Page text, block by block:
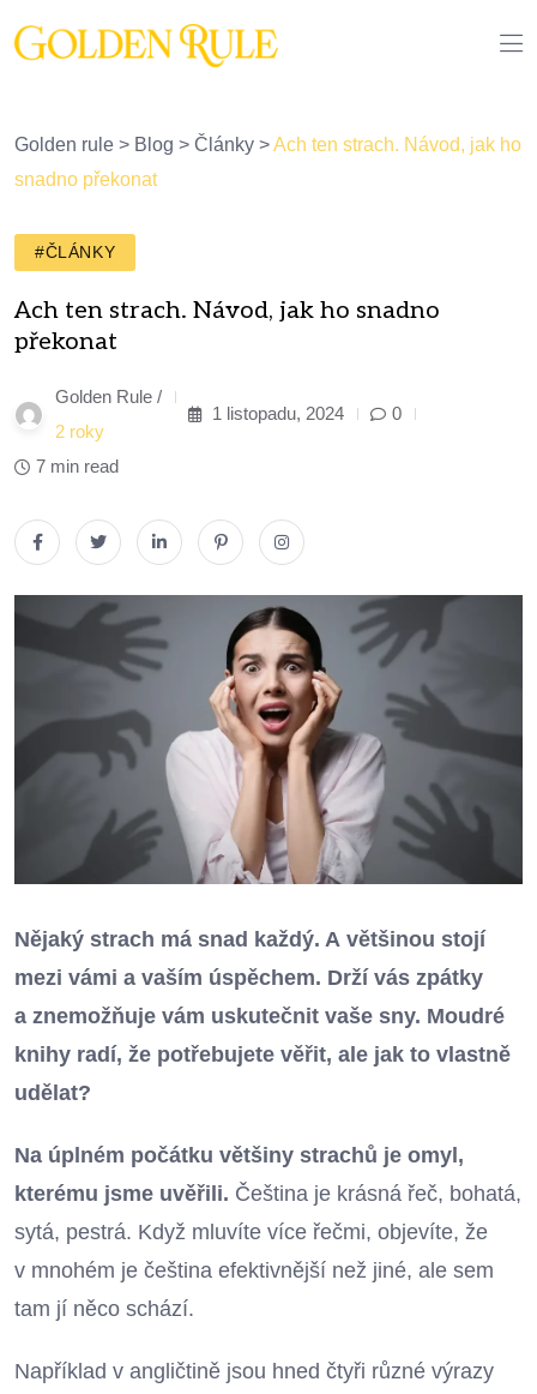
Golden rule > Blog > Články >Ach ten strach. Návod, jak ho
snadno překonat
#ČLÁNKY
Ach ten strach. Návod, jak ho snadno
překonat
Golden Rule /
2 roky
1 listopadu, 2024 0
7 min read
Nějaký strach má snad každý. A většinou stojí
mezi vámi a vaším úspěchem. Drží vás zpátky
a znemožňuje vám uskutečnit vaše sny. Moudré
knihy radí, že potřebujete věřit, ale jak to vlastně
udělat?
Na úplném počátku většiny strachů je omyl,
kterému jsme uvěřili. Čeština je krásná řeč, bohatá,
sytá, pestrá. Když mluvíte více řečmi, objevíte, že
v mnohém je čeština efektivnější než jiné, ale sem
tam jí něco schází.
Například v angličtině jsou hned čtyři různé výrazy